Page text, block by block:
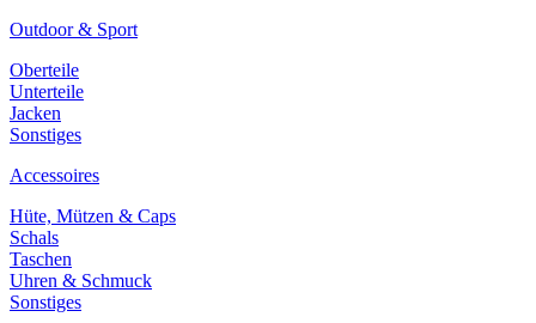
Outdoor & Sport
Oberteile
Unterteile
Jacken
Sonstiges
Accessoires
Hüte, Mützen & Caps
Schals
Taschen
Uhren & Schmuck
Sonstiges